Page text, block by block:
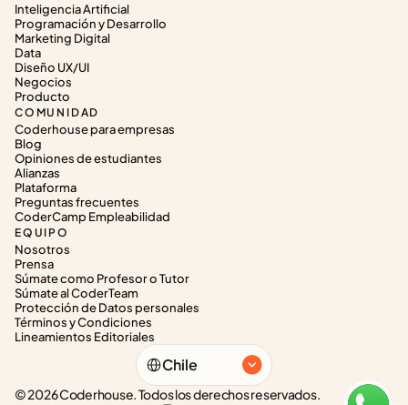
Inteligencia Artificial
Programación y Desarrollo
Marketing Digital
Data
Diseño UX/UI
Negocios
Producto
COMUNIDAD
Coderhouse para empresas
Blog
Opiniones de estudiantes
Alianzas
Plataforma
Preguntas frecuentes
CoderCamp Empleabilidad
EQUIPO
Nosotros
Prensa
Súmate como Profesor o Tutor
Súmate al CoderTeam
Protección de Datos personales
Términos y Condiciones
Lineamientos Editoriales
Select Language
Chile
© 2026 Coderhouse. Todos los derechos reservados.